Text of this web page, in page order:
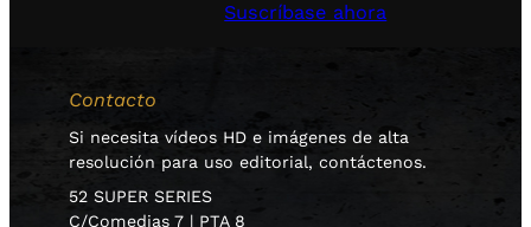
Suscríbase ahora
Contacto
Si necesita vídeos HD e imágenes de alta
resolución para uso editorial, contáctenos.
52 SUPER SERIES
C/Comedias 7 | PTA 8